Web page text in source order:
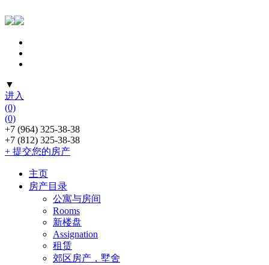
▼
进入
(0)
(0)
+7 (964) 325-38-38
+7 (812) 325-38-38
+ 提交您的房产
主页
房产目录
公寓与房间
Rooms
新楼盘
Assignation
租赁
郊区房产，墅舍